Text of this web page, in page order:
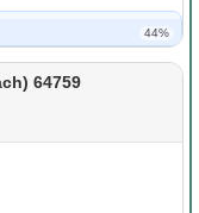
44%
64759